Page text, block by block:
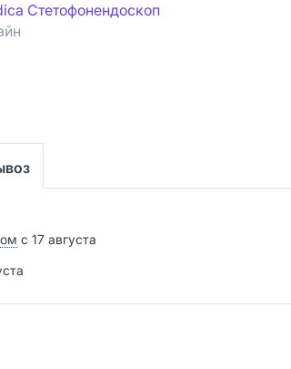
Стетофонендоскоп
с 17 августа